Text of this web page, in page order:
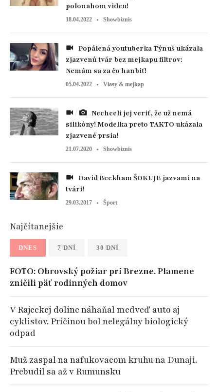
polonahom videu!
18.04.2022 Showbiznis
zjazvenú tvár bez mejkapu filtrov:
Nemám sa za čo hanbiť!
05.04.2022 Vlasy & mejkap
silikóny! Modelka preto TAKTO ukázala
zjazvené prsia!
21.07.2020 Showbiznis
tvári!
29.03.2017 Šport
Najčítanejšie
DNES 7 DNÍ 30 DNÍ
FOTO: Obrovský požiar pri Brezne. Plamene
zničili päť rodinných domov
V Rajeckej doline náhaňal medveď auto aj
cyklistov. Príčinou bol nelegálny biologický
odpad
Muž zaspal na nafukovacom kruhu na Dunaji.
Prebudil sa až v Rumunsku